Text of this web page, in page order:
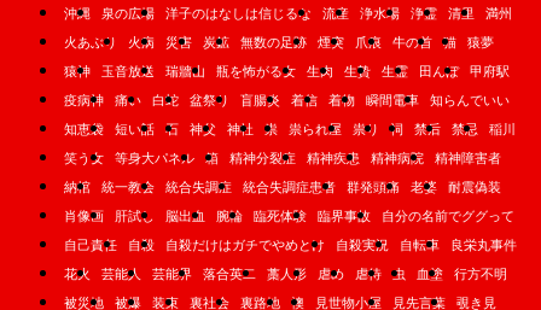
沖縄
泉の広場 洋子のはなしは信じるな 流産 浄水場 浄霊 清里
満州
火あぶり
火病 災害 炭鉱 無数の足跡 煙突 爪痕 牛の首 猫
猿夢
猿神
玉音放送 瑞牆山 瓶を怖がる女 生肉 生贄 生霊 田んぼ
甲府駅
疫病神
痛い 白蛇 盆祭り 盲腸炎 着信 着物 瞬間電車
知らんでいい
知恵袋
短い話 石 神父 神社 祟 祟られ屋 祟り 祠 禁后 禁忌
稲川
笑う女
等身大パネル 箱 精神分裂症 精神疾患 精神病院
精神障害者
納棺
統一教会 統合失調症 統合失調症患者 群発頭痛 老婆
耐震偽装
肖像画
肝試し 脳出血 腕輪 臨死体験 臨界事故
自分の名前でググって
自己責任
自殺 自殺だけはガチでやめとけ 自殺実況 自転車
良栄丸事件
花火
芸能人 芸能界 落合英二 藁人形 虐め 虐待 虫 血塗
行方不明
被災地
被爆 装束 裏社会 裏路地 襖 見世物小屋 見先言葉 覗き見